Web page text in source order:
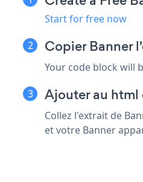
Start for free now
Copier Banner
Your code block will
Ajouter au html
Collez l'extrait de
et votre Banner